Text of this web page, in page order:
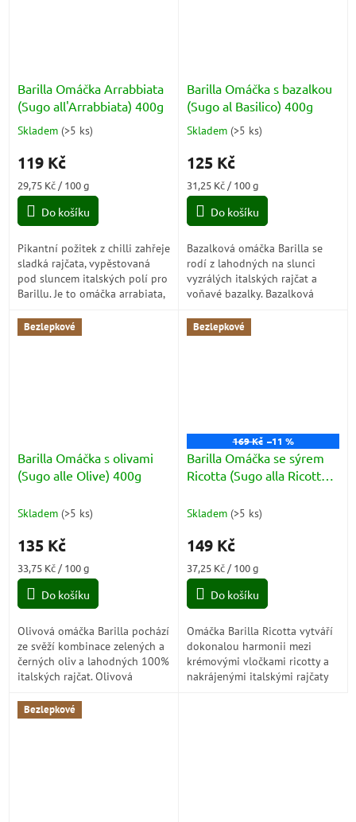
Barilla Omáčka Arrabbiata
(Sugo all'Arrabbiata) 400g
Průměrné
produktu
5,0
5
Skladem (>5 ks)
119 Kč
Měrná
cena:
29,75 Kč / 100 g
Do košíku
Pikantní požitek z chilli zahřeje
sladká rajčata, vypěstovaná
pod sluncem italských polí pro
Barillu. Je to omáčka arrabiata,
přídavku konzervantů,...
Barilla Omáčka s bazalkou
(Sugo al Basilico) 400g
Průměrné
produktu
5,0
5
Skladem (>5 ks)
125 Kč
Měrná
cena:
31,25 Kč / 100 g
Do košíku
Bazalková omáčka Barilla se
rodí z lahodných na slunci
vyzrálých italských rajčat a
voňavé bazalky. Bazalková
základě našich zkušeností v
kuchyni a...
Bezlepkové
Barilla Omáčka s olivami
(Sugo alle Olive) 400g
Skladem (>5 ks)
135 Kč
Měrná
cena:
33,75 Kč / 100 g
Do košíku
Olivová omáčka Barilla pochází
ze svěží kombinace zelených a
černých oliv a lahodných 100%
italských rajčat. Olivová
podle tradice, bez přidání...
Bezlepkové
169 Kč –11 %
Barilla Omáčka se sýrem
Ricotta (Sugo alla Ricotta)
Skladem (>5 ks)
149 Kč
Měrná
cena:
37,25 Kč / 100 g
Do košíku
Omáčka Barilla Ricotta vytváří
dokonalou harmonii mezi
krémovými vločkami ricotty a
nakrájenými italskými rajčaty
Bezlepkové